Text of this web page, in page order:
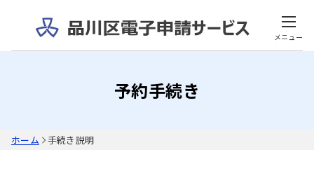
メニュー
予約手続き
ホーム 手続き説明